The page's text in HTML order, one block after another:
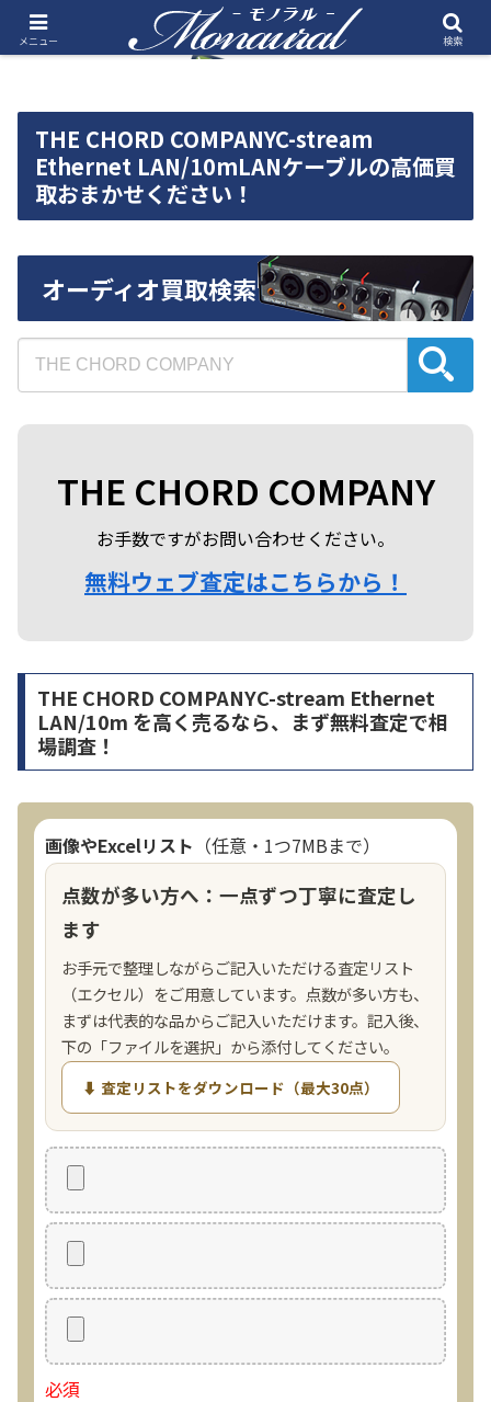
THE CHORD COMPANYC-stream
Ethernet LAN/10mLANケーブルの高価買
取おまかせください！
オーディオ買取検索
THE CHORD COMPANY
お手数ですがお問い合わせください。
無料ウェブ査定はこちらから！
THE CHORD COMPANYC-stream Ethernet
LAN/10m を高く売るなら、まず無料査定で相
場調査！
画像やExcelリスト （任意・1つ7MBまで）
点数が多い方へ：一点ずつ丁寧に査定し
ます
お手元で整理しながらご記入いただける査定リスト
（エクセル）をご用意しています。点数が多い方も、
まずは代表的な品からご記入いただけます。記入後、
下の「ファイルを選択」から添付してください。
⬇ 査定リストをダウンロード（最大30点）
必須
メニュー 検索